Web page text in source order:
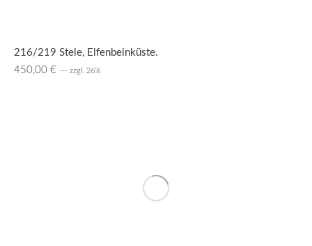
216/219 Stele, Elfenbeinküste.
450,00 € --- zzgl. 26%